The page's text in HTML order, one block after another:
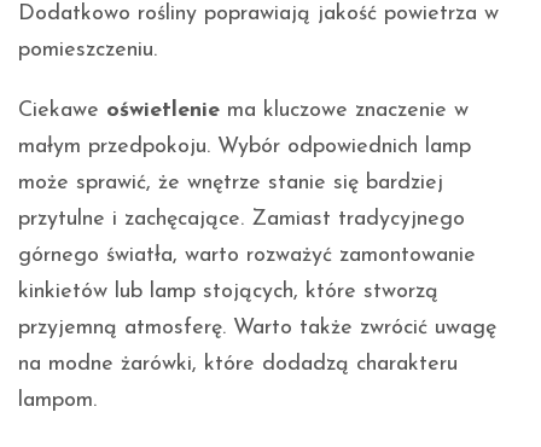
Dodatkowo rośliny poprawiają jakość powietrza w
pomieszczeniu.
Ciekawe oświetlenie ma kluczowe znaczenie w
małym przedpokoju. Wybór odpowiednich lamp
może sprawić, że wnętrze stanie się bardziej
przytulne i zachęcające. Zamiast tradycyjnego
górnego światła, warto rozważyć zamontowanie
kinkietów lub lamp stojących, które stworzą
przyjemną atmosferę. Warto także zwrócić uwagę
na modne żarówki, które dodadzą charakteru
lampom.